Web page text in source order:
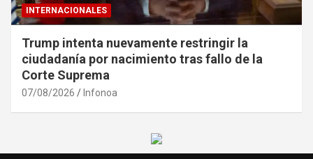
INTERNACIONALES
Trump intenta nuevamente restringir la
ciudadanía por nacimiento tras fallo de la
Corte Suprema
07/08/2026 Infonoa